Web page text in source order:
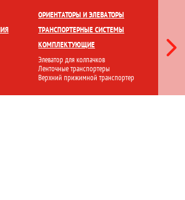
ОРИЕНТАТОРЫ И ЭЛЕВАТОРЫ
ТРАНСПОРТЕРНЫЕ СИСТЕМЫ
КОМПЛЕКТУЮЩИЕ
Элеватор для колпачков
Ленточные транспортеры
Верхний прижимной транспортер
ХРАНЕНИЕ ПЕРЕМЕШИВАНИЕ